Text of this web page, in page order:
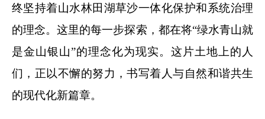
终坚持着山水林田湖草沙一体化保护和系统治理
的理念。这里的每一步探索，都在将“绿水青山就
是金山银山”的理念化为现实。这片土地上的人
们，正以不懈的努力，书写着人与自然和谐共生
的现代化新篇章。